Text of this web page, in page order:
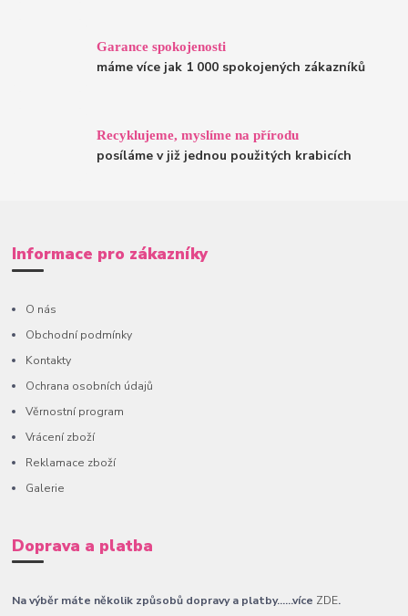
Garance spokojenosti
máme více jak 1 000 spokojených zákazníků
Recyklujeme, myslíme na přírodu
posíláme v již jednou použitých krabicích
Informace pro zákazníky
O nás
Obchodní podmínky
Kontakty
Ochrana osobních údajů
Věrnostní program
Vrácení zboží
Reklamace zboží
Galerie
Doprava a platba
Na výběr máte několik způsobů dopravy a platby......více ZDE.